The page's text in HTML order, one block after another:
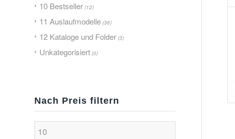
10 Bestseller (12)
11 Auslaufmodelle (36)
12 Kataloge und Folder (3)
Unkategorisiert (0)
Nach Preis filtern